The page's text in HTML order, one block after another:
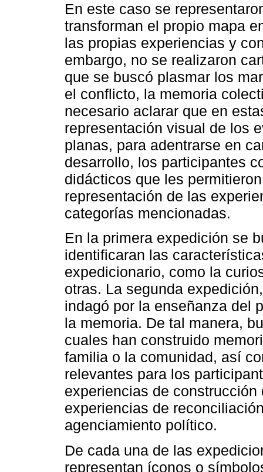
En este caso se
transforman el propio mapa
las propias experiencias y
embargo, no se realizaron
que se buscó plasmar los
el conflicto, la memoria
necesario aclarar que en
representación visual de los
planas, para adentrarse en
desarrollo, los participantes
didácticos que les
representación de las
categorías mencionadas.
En la primera expedición se
identificaran las
expedicionario, como la
otras. La segunda
indagó por la enseñanza del
la memoria. De tal manera,
cuales han construido
familia o la comunidad, así
relevantes para los
experiencias de
experiencias de
agenciamiento político.
De cada una de las
representan íconos o